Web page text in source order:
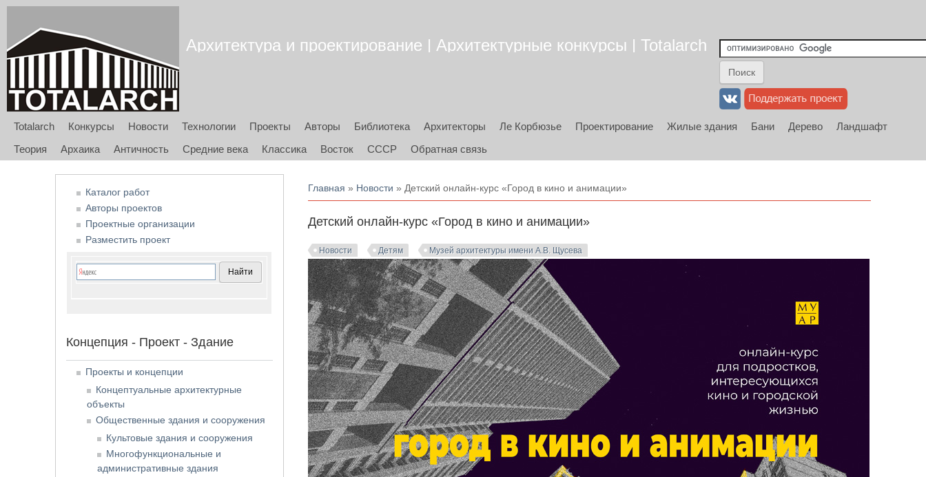
Архитектура и проектирование | Архитектурные конкурсы | Totalarch
Totalarch Конкурсы Новости Технологии Проекты Авторы Библиотека Архитекторы Ле Корбюзье Проектирование Жилые здания Бани Дерево
Ландшафт
Теория
Архаика Античность Средние века Классика Восток СССР Обратная связь
Вы здесь
Главная » Новости » Детский онлайн-курс «Город в кино и анимации»
Детский онлайн-курс «Город в кино и анимации»
Новости Детям Музей архитектуры имени А.В. Щусева
Каталог работ
Авторы проектов
Проектные организации
Разместить проект
Концепция - Проект - Здание
Проекты и концепции
Концептуальные архитектурные
объекты
Общественные здания и сооружения
Культовые здания и сооружения
Многофункциональные и
административные здания